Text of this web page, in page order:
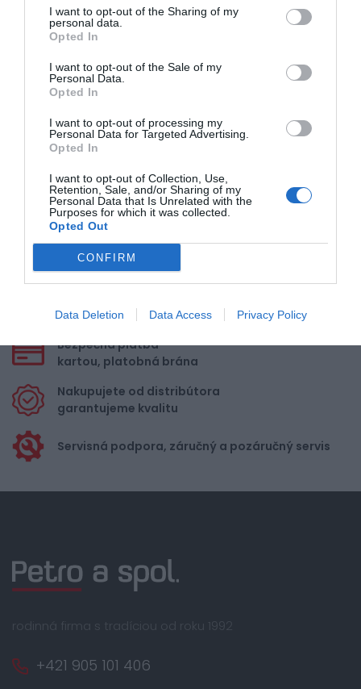
I want to opt-out of the Sharing of my
personal data.
Opted In
I want to opt-out of the Sale of my
Personal Data.
Opted In
I want to opt-out of processing my
Personal Data for Targeted Advertising.
Opted In
I want to opt-out of Collection, Use,
Retention, Sale, and/or Sharing of my
Personal Data that Is Unrelated with the
Purposes for which it was collected.
Opted Out
CONFIRM
Data Deletion Data Access Privacy Policy
Pre pridanie recenzie sa musíte
prihlásiť
nákupe nad 100,00 €
Bezpečná platba
kartou, platobná brána
Nakupujete od distribútora
garantujeme kvalitu
Servisná podpora, záručný a pozáručný servis
rodinná firma s tradíciou od roku 1992
+421 905 101 406